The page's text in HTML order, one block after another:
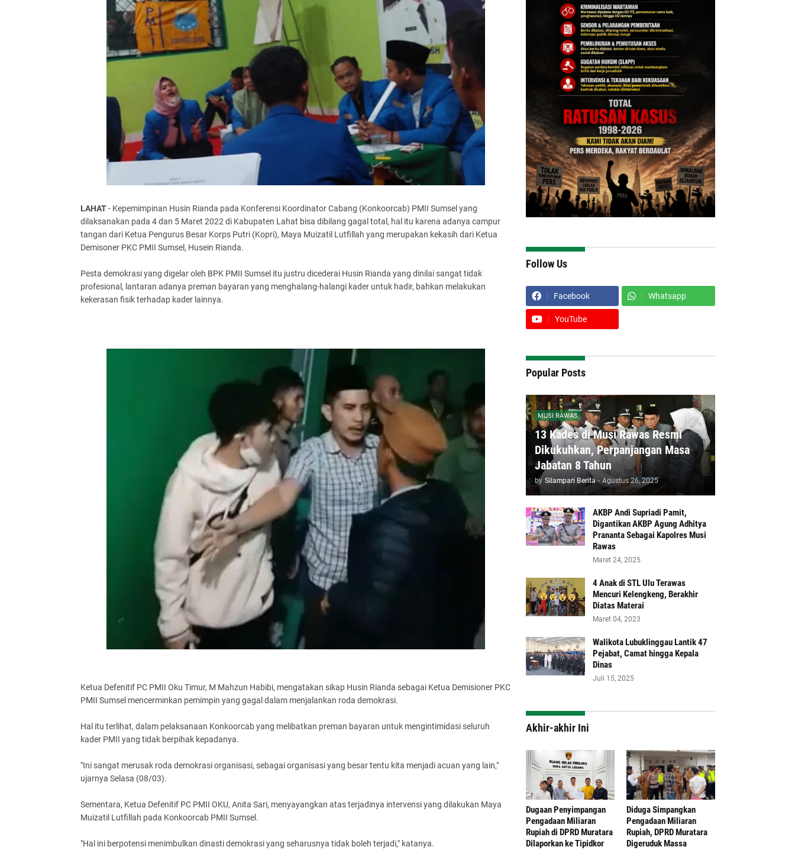
LAHAT- Kepemimpinan Husin Rianda pada Konferensi Koordinator Cabang (Konkoorcab) PMII Sumsel yang
dilaksanakan pada 4 dan 5 Maret 2022 di Kabupaten Lahat bisa dibilang gagal total, hal itu karena adanya campur
tangan dari Ketua Pengurus Besar Korps Putri (Kopri), Maya Muizatil Lutfillah yang merupakan kekasih dari Ketua
Demisoner PKC PMII Sumsel, Husein Rianda.
Pesta demokrasi yang digelar oleh BPK PMII Sumsel itu justru dicederai Husin Rianda yang dinilai sangat tidak
profesional, lantaran adanya preman bayaran yang menghalang-halangi kader untuk hadir, bahkan melakukan
kekerasan fisik terhadap kader lainnya.
Ketua Defenitif PC PMII Oku Timur, M Mahzun Habibi, mengatakan sikap Husin Rianda sebagai Ketua Demisioner PKC
PMII Sumsel mencerminkan pemimpin yang gagal dalam menjalankan roda demokrasi.
Hal itu terlihat, dalam pelaksanaan Konkoorcab yang melibatkan preman bayaran untuk mengintimidasi seluruh
kader PMII yang tidak berpihak kepadanya.
"Ini sangat merusak roda demokrasi organisasi, sebagai organisasi yang besar tentu kita menjadi acuan yang lain,"
ujarnya Selasa (08/03).
Sementara, Ketua Defenitif PC PMII OKU, Anita Sari, menyayangkan atas terjadinya intervensi yang dilakukan Maya
Muizatil Lutfillah pada Konkoorcab PMII Sumsel.
"Hal ini berpotensi menimbulkan dinasti demokrasi yang seharusnya tidak boleh terjadi," katanya.
Follow Us
Facebook Whatsapp
YouTube
Popular Posts
MUSI RAWAS
13 Kades di Musi Rawas Resmi
Dikukuhkan, Perpanjangan Masa
Jabatan 8 Tahun
by Silampari Berita - Agustus 26, 2025
AKBP Andi Supriadi Pamit,
Digantikan AKBP Agung Adhitya
Prananta Sebagai Kapolres Musi
Rawas
Maret 24, 2025
4 Anak di STL Ulu Terawas
Mencuri Kelengkeng, Berakhir
Diatas Materai
Maret 04, 2023
Walikota Lubuklinggau Lantik 47
Pejabat, Camat hingga Kepala
Dinas
Juli 15, 2025
Akhir-akhir Ini
‎Dugaan Penyimpangan
Pengadaan Miliaran
Rupiah di DPRD Muratara
Dilaporkan ke Tipidkor
Diduga Simpangkan
Pengadaan Miliaran
Rupiah, DPRD Muratara
Digeruduk Massa